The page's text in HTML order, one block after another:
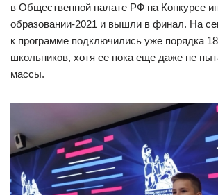
в Общественной палате РФ на Конкурсе
образовании-2021 и вышли в финал. На
к программе подключились уже порядка
школьников, хотя ее пока еще даже не
массы.